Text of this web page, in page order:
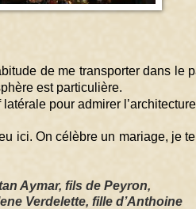
de me transporter dans
est particulière.
pour admirer
ici. On célèbre un mariage, je
Aymar, fils de Peyron,
Verdelette, fille d’Anthoine